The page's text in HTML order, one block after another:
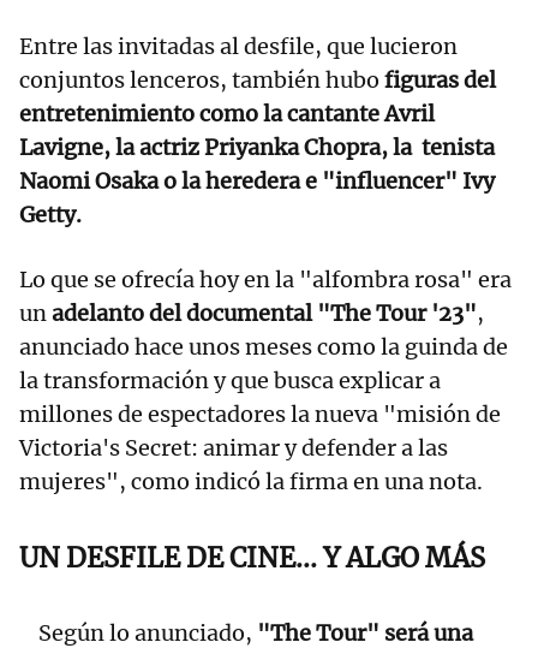
Entre las invitadas al desfile, que lucieron
conjuntos lenceros, también hubo figuras del
entretenimiento como la cantante Avril
Lavigne, la actriz Priyanka Chopra, la tenista
Naomi Osaka o la heredera e "influencer" Ivy
Getty.
Lo que se ofrecía hoy en la "alfombra rosa" era
unadelanto del documental "The Tour '23",
anunciado hace unos meses como la guinda de
la transformación y que busca explicar a
millones de espectadores la nueva "misión de
Victoria's Secret: animar y defender a las
mujeres", como indicó la firma en una nota.
UN DESFILE DE CINE... Y ALGO MÁS
Según lo anunciado, "The Tour" será una